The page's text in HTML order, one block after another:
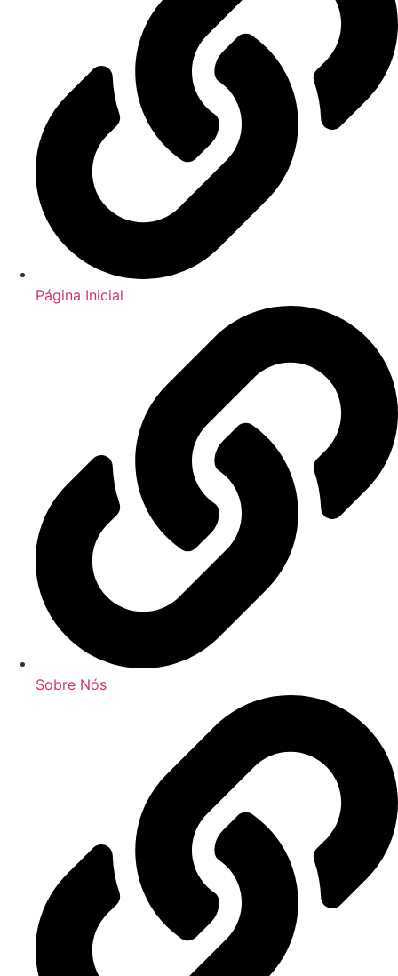
Página Inicial
Sobre Nós